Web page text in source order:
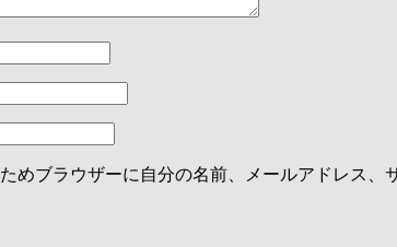
めブラウザーに自分の名前、メールアドレス、